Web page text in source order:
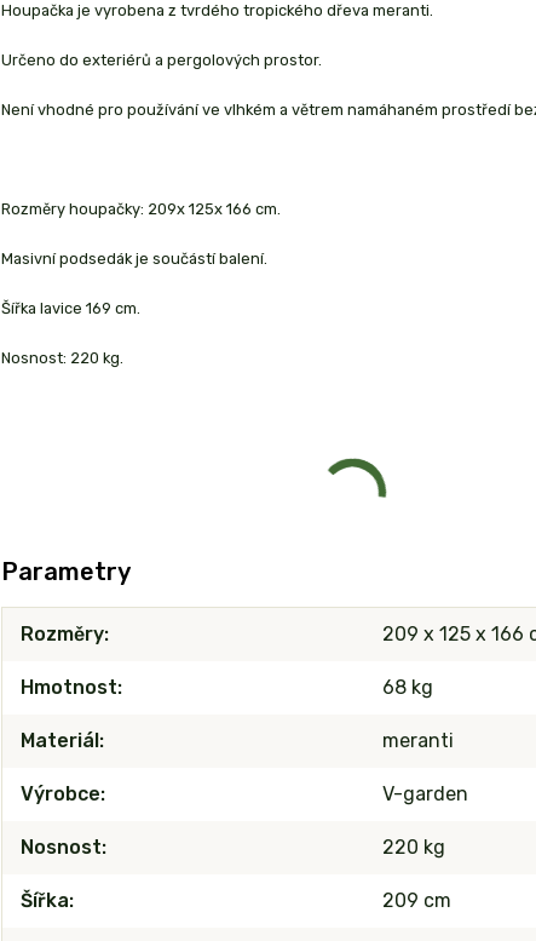
Houpačka je vyrobena z tvrdého tropického dřeva meranti.
Určeno do exteriérů a pergolových prostor.
Není vhodné pro používání ve vlhkém a větrem namáhaném prostředí
Rozměry houpačky: 209x 125x 166 cm.
Masivní podsedák je součástí balení.
Šířka lavice 169 cm.
Nosnost: 220 kg.
Parametry
Rozměry 209 x 125 x 166
Hmotnost 68 kg
Materiál meranti
Výrobce V-garden
Nosnost 220 kg
Šířka 209 cm